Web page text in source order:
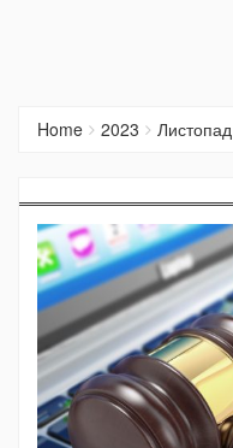
Home 2023 Листопад